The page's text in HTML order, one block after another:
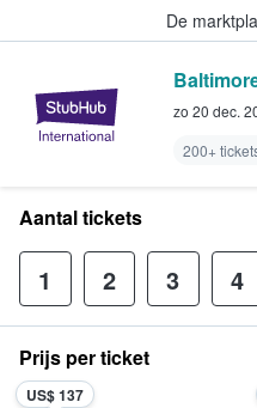
De
zo 20 dec.
200+
Aantal tickets
1 2 3 4
Prijs per ticket
US$ 137